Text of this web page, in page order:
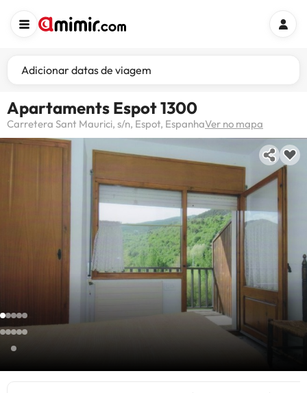
Adicionar datas de viagem
Apartaments Espot 1300
Carretera Sant Maurici, s/n, Espot, EspanhaVer no mapa